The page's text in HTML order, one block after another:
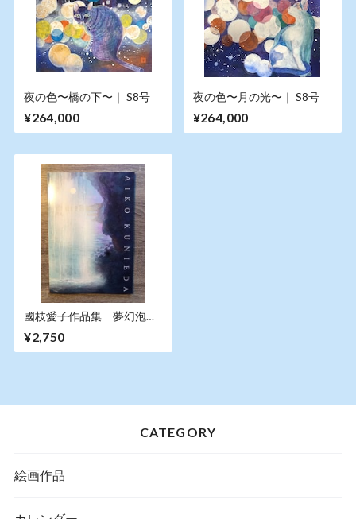
夜の色〜橋の下〜｜ S8号
¥264,000
夜の色〜月の光〜｜ S8号
¥264,000
國枝愛子作品集 夢幻泡影
¥2,750
CATEGORY
絵画作品